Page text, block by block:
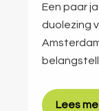
Een paar
duolezing
Lees